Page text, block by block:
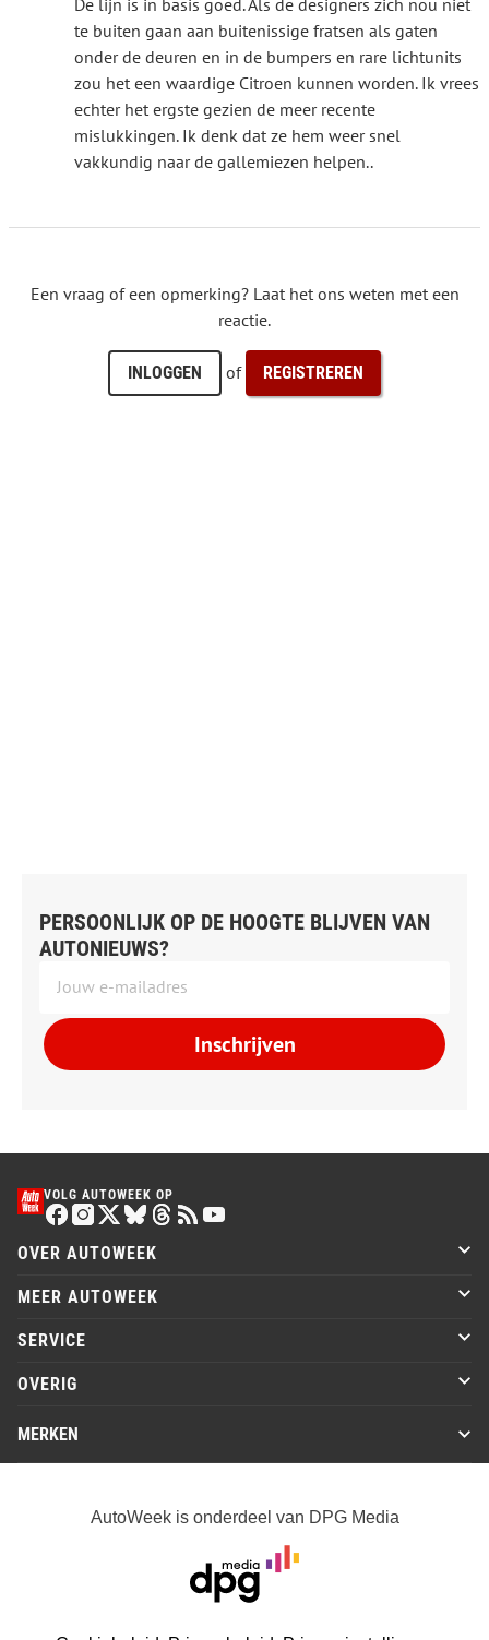
te buiten gaan aan buitenissige fratsen als gaten
onder de deuren en in de bumpers en rare lichtunits
zou het een waardige Citroen kunnen worden. Ik vrees
echter het ergste gezien de meer recente
mislukkingen. Ik denk dat ze hem weer snel
vakkundig naar de gallemiezen helpen..
Een vraag of een opmerking? Laat het ons weten met een
reactie.
INLOGGEN of REGISTREREN
PERSOONLIJK OP DE HOOGTE BLIJVEN VAN
AUTONIEUWS?
Inschrijven
VOLG AUTOWEEK OP
OVER AUTOWEEK
MEER AUTOWEEK
SERVICE
OVERIG
MERKEN
AutoWeek is onderdeel van DPG Media